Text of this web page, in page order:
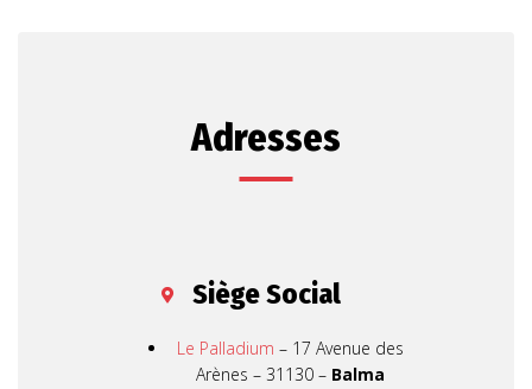
Adresses
Siège Social
Le Palladium – 17 Avenue des
Arènes – 31130 – Balma